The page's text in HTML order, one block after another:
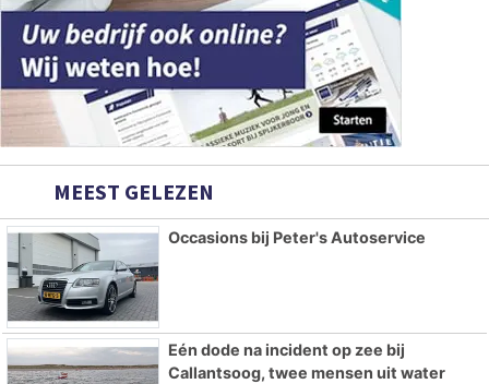
MEEST GELEZEN
Occasions bij Peter's Autoservice
Eén dode na incident op zee bij
Callantsoog, twee mensen uit water